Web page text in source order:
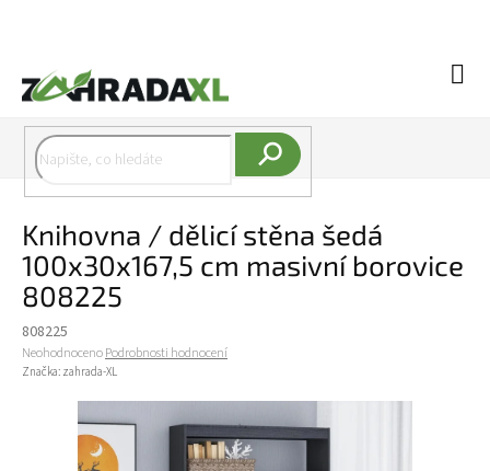
Knihovna / dělicí stěna šedá
100x30x167,5 cm masivní borovice
808225
808225
Průměrné hodnocení produktu je 0,0 z 5 hvězdiček.
NeohodnocenoPodrobnosti hodnocení
Značka: zahrada-XL